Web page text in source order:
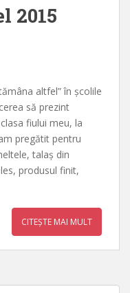
2015
altfel” în școlile
să prezint
fiului meu, la
pregătit pentru
talaș din
produsul finit,
CITEȘTE MAI MULT